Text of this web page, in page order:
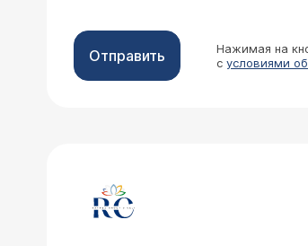
Отправить
Нажимая на
с условиями